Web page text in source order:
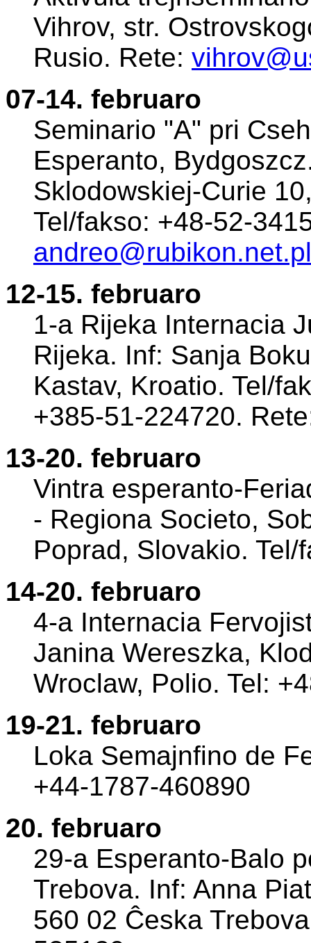
Vihrov, str.
Rusio. Rete:
07-14. februaro
Seminario "A" pri
Esperanto,
Sklodowskiej-Curie
Tel/fakso: +48-52-
andreo@rubikon.net.pl
12-15. februaro
1-a Rijeka Internacia
Rijeka. Inf: Sanja
Kastav, Kroatio. Tel/
+385-51-224720.
13-20. februaro
Vintra esperanto-
- Regiona Societo,
Poprad, Slovakio.
14-20. februaro
4-a Internacia
Janina Wereszka,
Wroclaw, Polio. Tel:
19-21. februaro
Loka Semajnfino de
+44-1787-460890
20. februaro
29-a Esperanto-Balo
Trebova. Inf: Anna
560 02 Ĉeska